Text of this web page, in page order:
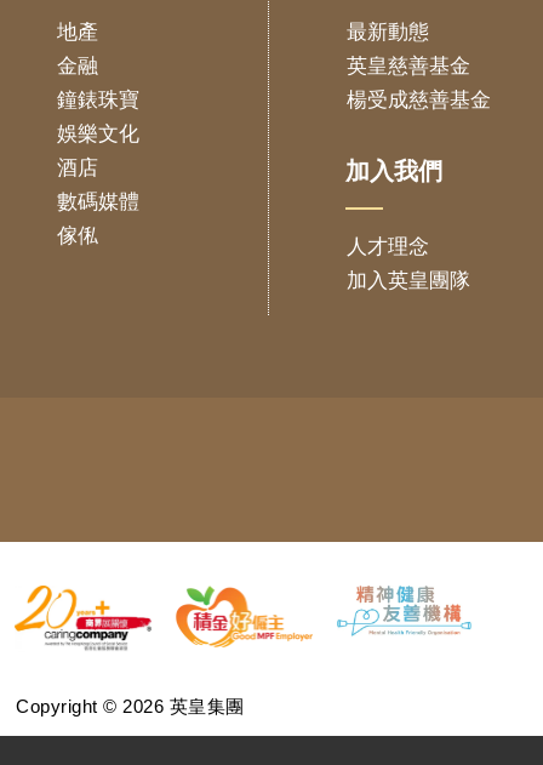
地產
金融
鐘錶珠寶
娛樂文化
酒店
數碼媒體
傢俬
最新動態
英皇慈善基金
楊受成慈善基金
加入我們
人才理念
加入英皇團隊
Copyright © 2026 英皇集團